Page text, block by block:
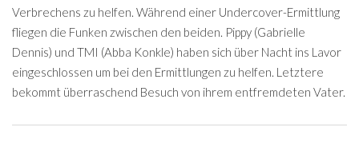
Verbrechens zu helfen. Während einer Undercover-Ermittlung
fliegen die Funken zwischen den beiden. Pippy (Gabrielle
Dennis) und TMI (Abba Konkle) haben sich über Nacht ins Lavor
eingeschlossen um bei den Ermittlungen zu helfen. Letztere
bekommt überraschend Besuch von ihrem entfremdeten Vater.